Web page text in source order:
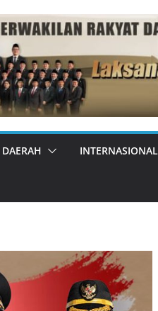
DAERAH INTERNASIONAL